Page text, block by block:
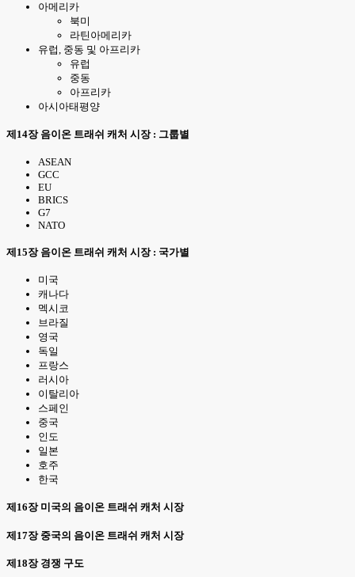
아메리카
북미
라틴아메리카
유럽, 중동 및 아프리카
유럽
중동
아프리카
아시아태평양
제14장 음이온 트래쉬 캐처 시장 : 그룹별
ASEAN
GCC
EU
BRICS
G7
NATO
제15장 음이온 트래쉬 캐처 시장 : 국가별
미국
캐나다
멕시코
브라질
영국
독일
프랑스
러시아
이탈리아
스페인
중국
인도
일본
호주
한국
제16장 미국의 음이온 트래쉬 캐처 시장
제17장 중국의 음이온 트래쉬 캐처 시장
제18장 경쟁 구도